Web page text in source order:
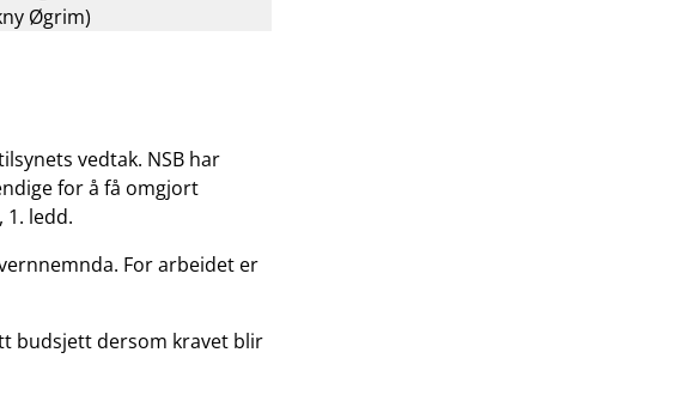
Øgrim)
vedtak. NSB har
for å få omgjort
ledd.
For arbeidet er
budsjett dersom kravet blir